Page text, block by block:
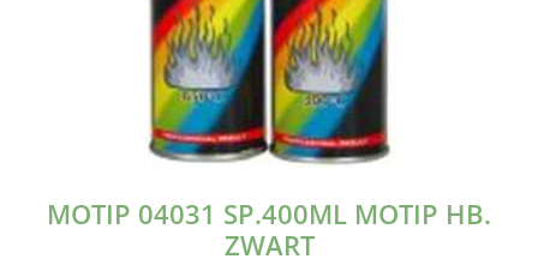
MOTIP 04031 SP.400ML MOTIP HB.
ZWART